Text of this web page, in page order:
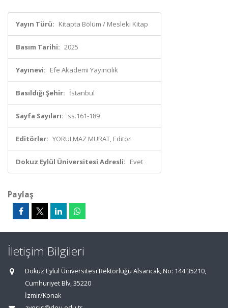
Yayın Türü: Kitapta Bölüm / Mesleki Kitap
Basım Tarihi: 2025
Yayınevi: Efe Akademi Yayıncılık
Basıldığı Şehir: İstanbul
Sayfa Sayıları: ss.161-189
Editörler: YORULMAZ MURAT, Editör
Dokuz Eylül Üniversitesi Adresli: Evet
Paylaş
İletişim Bilgileri
Dokuz Eylül Üniversitesi Rektörlüğü Alsancak, No: 144 35210,
Cumhuriyet Blv, 35220
İzmir/Konak